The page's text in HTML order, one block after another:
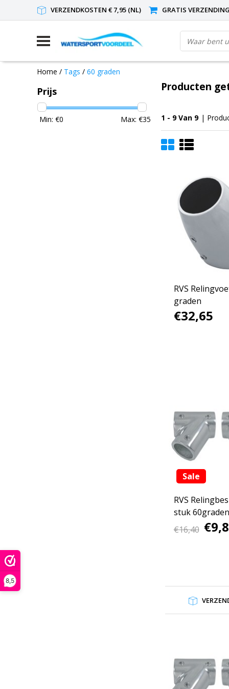
8,5
VERZENDKOSTEN € 7,95 (NL) GRATIS
Home / Tags / 60 graden
Prijs
Min: €0 Max: €35
Producten
1 - 9 Van 9 |
RVS
graden
€32,65
Sale
RVS
stuk 60graden
€16,40